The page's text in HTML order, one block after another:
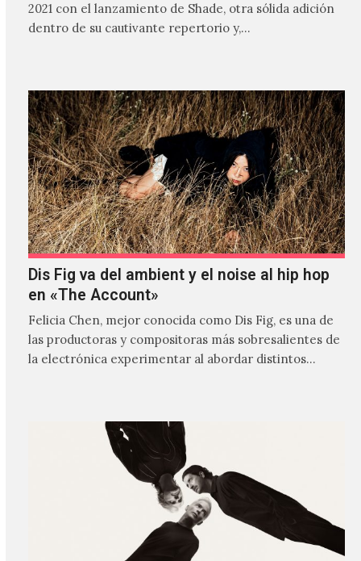
2021 con el lanzamiento de Shade, otra sólida adición
dentro de su cautivante repertorio y,…
Dis Fig va del ambient y el noise al hip hop
en «The Account»
Felicia Chen, mejor conocida como Dis Fig, es una de
las productoras y compositoras más sobresalientes de
la electrónica experimentar al abordar distintos